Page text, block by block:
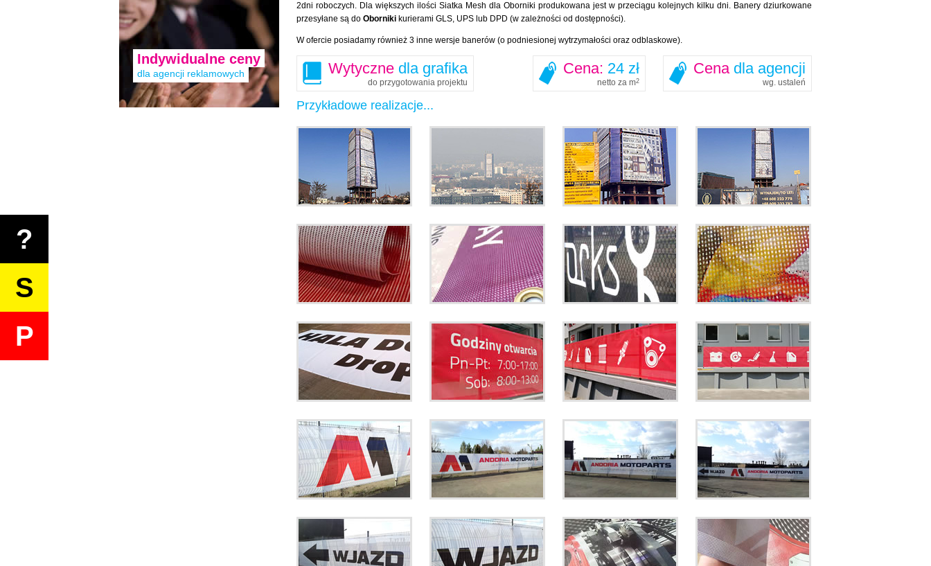
Indywidualne ceny
dla agencji reklamowych
2dni roboczych. Dla większych ilości Siatka Mesh dla Oborniki produkowana jest w przeciągu kolejnych kilku dni. Banery dziurkowane
przesyłane są do Oborniki kurierami GLS, UPS lub DPD (w zależności od dostępności).
W ofercie posiadamy również 3 inne wersje banerów (o podniesionej wytrzymałości oraz odblaskowe).
Wytyczne dla grafika
do przygotowania projektu
Cena dla agencji
wg. ustaleń
Cena: 24 zł
netto za m2
Przykładowe realizacje...
?
S
P